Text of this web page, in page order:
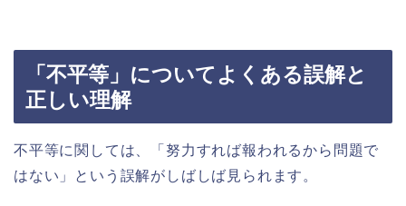
「不平等」についてよくある誤解と
正しい理解
不平等に関しては、「努力すれば報われるから問題で
はない」という誤解がしばしば見られます。